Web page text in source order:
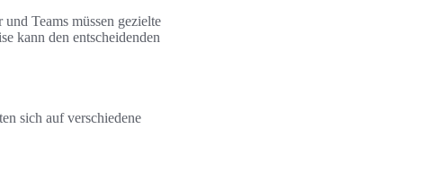
Teams müssen gezielte
kann den entscheidenden
sich auf verschiedene